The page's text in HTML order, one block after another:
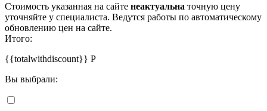
Стоимость указанная на сайте неактуальна точную цену
уточняйте у специалиста. Ведутся работы по автоматическому
обновлению цен на сайте.
Итого:
{{totalwithdiscount}} Р
Вы выбрали: